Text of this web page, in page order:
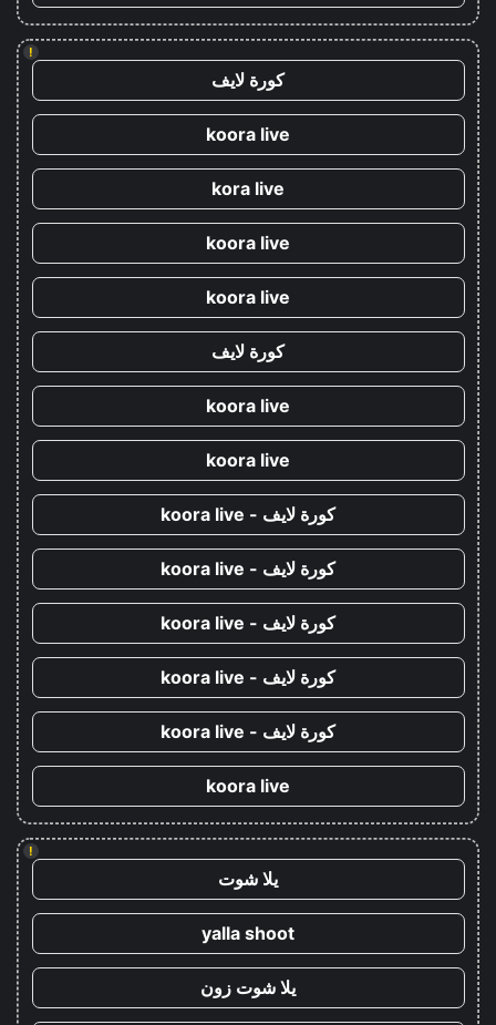
!
كورة لايف
koora live
kora live
koora live
koora live
كورة لايف
koora live
koora live
كورة لايف - koora live
كورة لايف - koora live
كورة لايف - koora live
كورة لايف - koora live
كورة لايف - koora live
koora live
!
يلا شوت
yalla shoot
يلا شوت زون